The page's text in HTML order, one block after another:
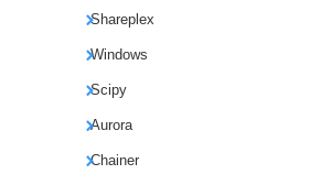
Shareplex
Windows
Scipy
Aurora
Chainer